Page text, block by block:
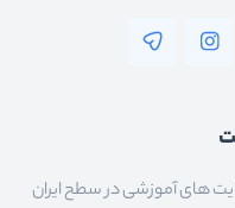
های آموزشی در سطح ایران